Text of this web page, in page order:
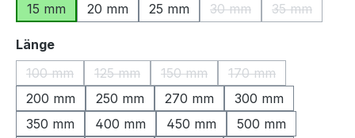
15 mm
20 mm 25 mm 30 mm
(Diese Option ist
35 mm
(Diese
Längeauswählen
100 mm
(Diese Option ist zurzeit nicht verfügbar.)
125 mm
(Diese Option ist zurzeit nicht verfügbar.)
150 mm
(Diese Option ist zurzeit nicht
170 mm
(Diese Option ist
200 mm 250 mm 270 mm
300 mm
350 mm
400 mm 450 mm
500 mm